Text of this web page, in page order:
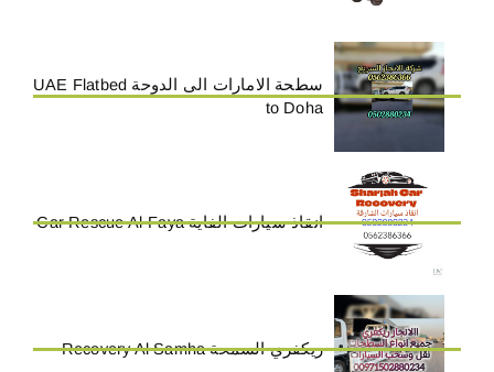
سطحة الامارات الى الدوحة UAE Flatbed
to Doha
انقاذ سيارات الفاية Car Rescue Al-Faya
ريكفري السمحة Recovery Al Samha